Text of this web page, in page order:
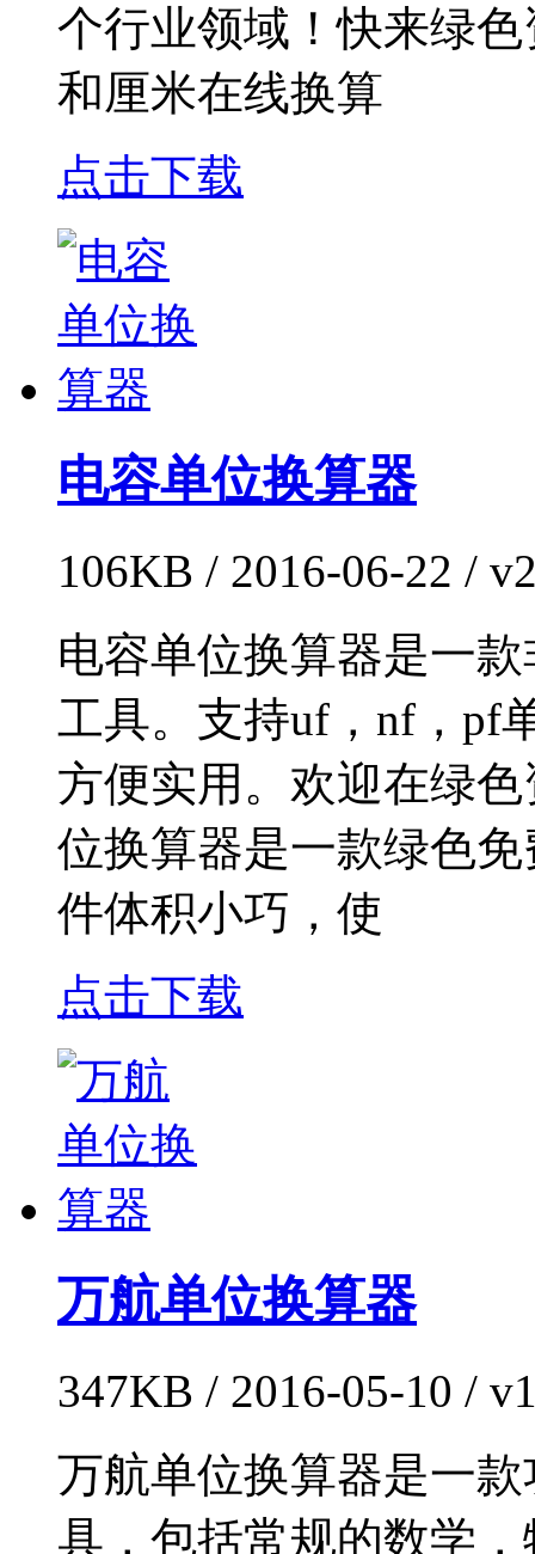
个行业领域！快来绿
和厘米在线换算
点击下载
电容单位换算器
106KB / 2016-06-22 /
电容单位换算器是一
工具。支持uf，nf，pf
方便实用。欢迎在绿
位换算器是一款绿色
件体积小巧，使
点击下载
万航单位换算器
347KB / 2016-05-10 /
万航单位换算器是一
具，包括常规的数学